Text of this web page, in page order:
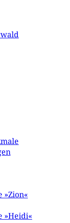
»Zion«
»Heidi«